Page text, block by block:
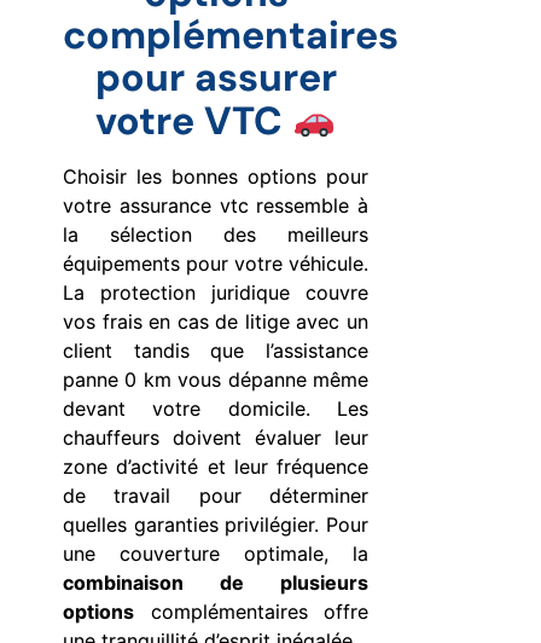
complémentaires
pour assurer
votre VTC
Choisir les bonnes options pour
votre assurance vtc ressemble à
la sélection des meilleurs
équipements pour votre véhicule.
La protection juridique couvre
vos frais en cas de litige avec un
client tandis que l’assistance
panne 0 km vous dépanne même
devant votre domicile. Les
chauffeurs doivent évaluer leur
zone d’activité et leur fréquence
de travail pour déterminer
quelles garanties privilégier. Pour
une couverture optimale, la
combinaison de plusieurs
options complémentaires offre